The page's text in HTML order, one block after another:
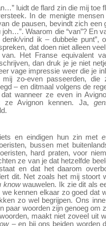
luidt de flard zin die mij toe
In de menigte
de pausen, bevindt zich een
Waarom die “van”? En
denk/vind ik – dubbele punt”,
dat doen niet alleen
Het Franse equivalent
dan druk je je niet
vage impressie weer die je
mij zo-even passeerden,
– en ditmaal volgens de
wanneer ze even in
ze Avignon kennen. Ja,
en eindigen hun zin met
bussen met
hard praten, voor
ze van je dat hetzelfde
en dat het daarom
dit. Net zoals het mij stoort
knowwauwelen. Ik zie dit als
we kennen elkaar zo goed dat
zo wel begrijpen. Ons
paar woorden zijn genoeg om
maakt niet zoveel uit
– en bij ons beiden worden